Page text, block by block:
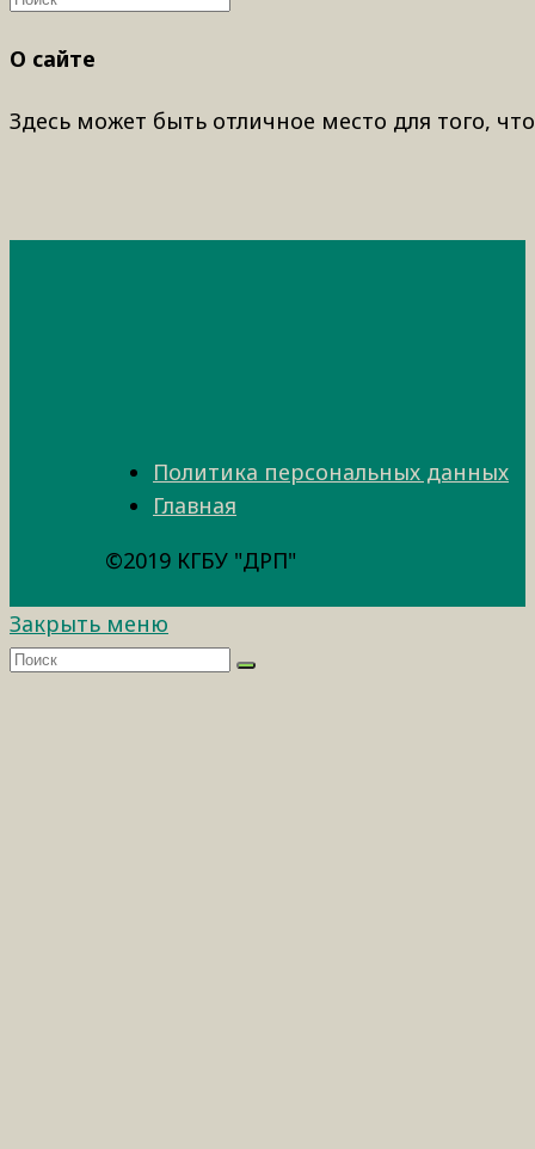
О сайте
Здесь может быть отличное место для того,
Политика персональных данных
Главная
©2019 КГБУ "ДРП"
Закрыть меню